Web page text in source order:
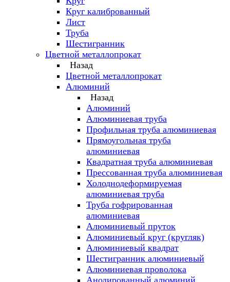
Круг калиброванный
Лист
Труба
Шестигранник
Цветной металлопрокат
Назад
Цветной металлопрокат
Алюминий
Назад
Алюминий
Алюминиевая труба
Профильная труба алюминиевая
Прямоугольная труба
алюминиевая
Квадратная труба алюминиевая
Прессованная труба алюминиевая
Холоднодеформируемая
алюминиевая труба
Труба гофрированная
алюминиевая
Алюминиевый пруток
Алюминиевый круг (кругляк)
Алюминиевый квадрат
Шестигранник алюминиевый
Алюминиевая проволока
Анодированный алюминий